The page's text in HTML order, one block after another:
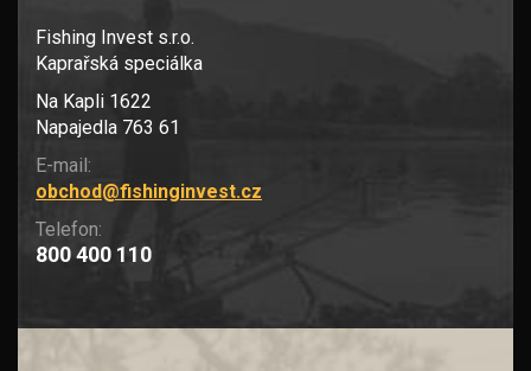
Fishing Invest s.r.o.
Kaprařská speciálka
Na Kapli 1622
Napajedla 763 61
E-mail:
obchod@fishinginvest.cz
Telefon:
800 400 110